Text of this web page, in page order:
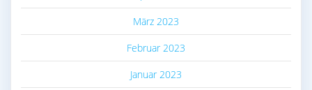
März 2023
Februar 2023
Januar 2023